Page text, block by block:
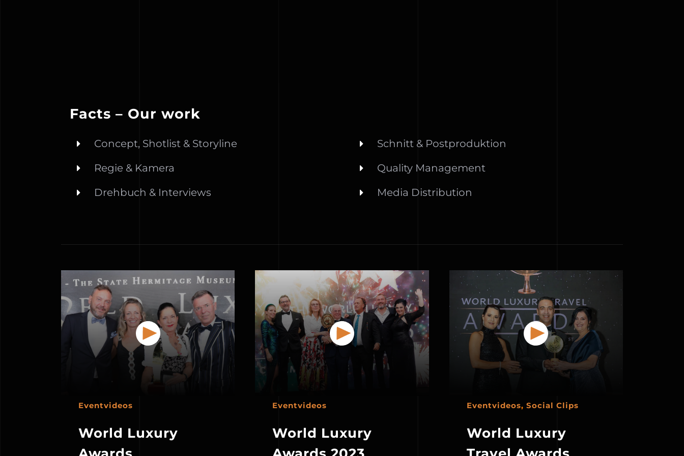
Facts – Our work
Concept, Shotlist & Storyline
Regie & Kamera
Drehbuch & Interviews
Schnitt & Postproduktion
Quality Management
Media Distribution
Eventvideos
World Luxury
Eventvideos
World Luxury
Eventvideos, Social Clips
World Luxury